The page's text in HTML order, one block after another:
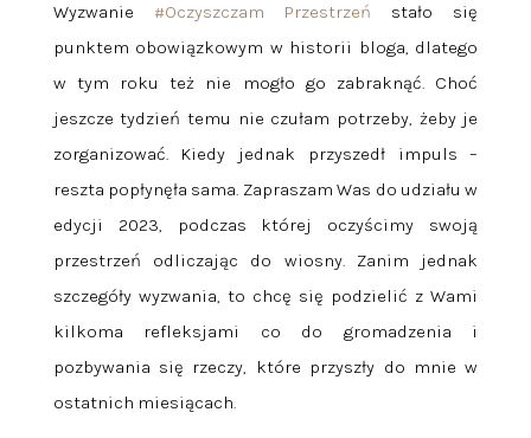
Wyzwanie #Oczyszczam Przestrzeń stało się
punktem obowiązkowym w historii bloga, dlatego
w tym roku też nie mogło go zabraknąć. Choć
jeszcze tydzień temu nie czułam potrzeby, żeby je
zorganizować. Kiedy jednak przyszedł impuls –
reszta popłynęła sama. Zapraszam Was do udziału w
edycji 2023, podczas której oczyścimy swoją
przestrzeń odliczając do wiosny. Zanim jednak
szczegóły wyzwania, to chcę się podzielić z Wami
kilkoma refleksjami co do gromadzenia i
pozbywania się rzeczy, które przyszły do mnie w
ostatnich miesiącach.